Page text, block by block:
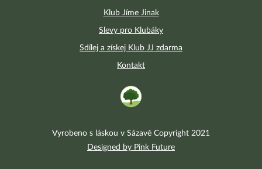
Klub Jíme Jinak
Slevy pro Klubáky
Sdílej a získej Klub JJ zdarma
Kontakt
Vyrobeno s láskou v Sázavě Copyright 2021
Designed by Pink Future